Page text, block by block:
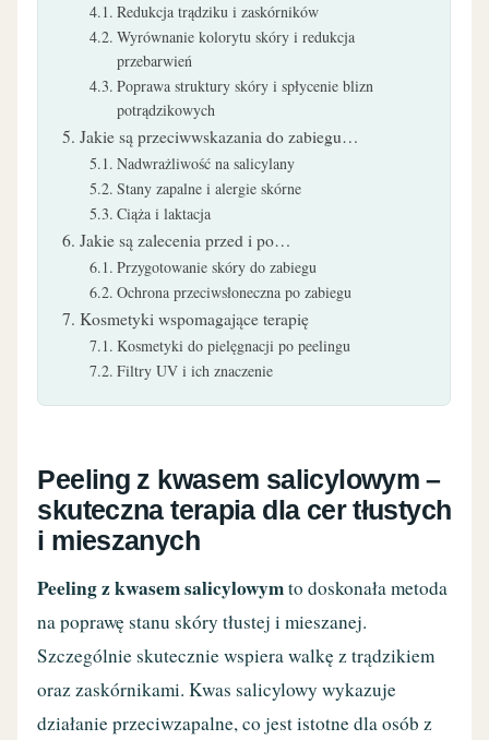
Redukcja trądziku i zaskórników
Wyrównanie kolorytu skóry i redukcja
przebarwień
Poprawa struktury skóry i spłycenie blizn
potrądzikowych
Jakie są przeciwwskazania do zabiegu…
Nadwrażliwość na salicylany
Stany zapalne i alergie skórne
Ciąża i laktacja
Jakie są zalecenia przed i po…
Przygotowanie skóry do zabiegu
Ochrona przeciwsłoneczna po zabiegu
Kosmetyki wspomagające terapię
Kosmetyki do pielęgnacji po peelingu
Filtry UV i ich znaczenie
Peeling z kwasem salicylowym –
skuteczna terapia dla cer tłustych
i mieszanych
Peeling z kwasem salicylowymto doskonała metoda
na poprawę stanu skóry tłustej i mieszanej.
Szczególnie skutecznie wspiera walkę z trądzikiem
oraz zaskórnikami. Kwas salicylowy wykazuje
działanie przeciwzapalne, co jest istotne dla osób z